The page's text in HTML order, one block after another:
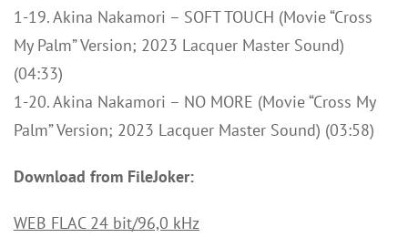
1-19. Akina Nakamori – SOFT TOUCH (Movie “Cross
My Palm” Version; 2023 Lacquer Master Sound)
(04:33)
1-20. Akina Nakamori – NO MORE (Movie “Cross My
Palm” Version; 2023 Lacquer Master Sound) (03:58)
Download from FileJoker:
WEB FLAC 24 bit/96,0 kHz